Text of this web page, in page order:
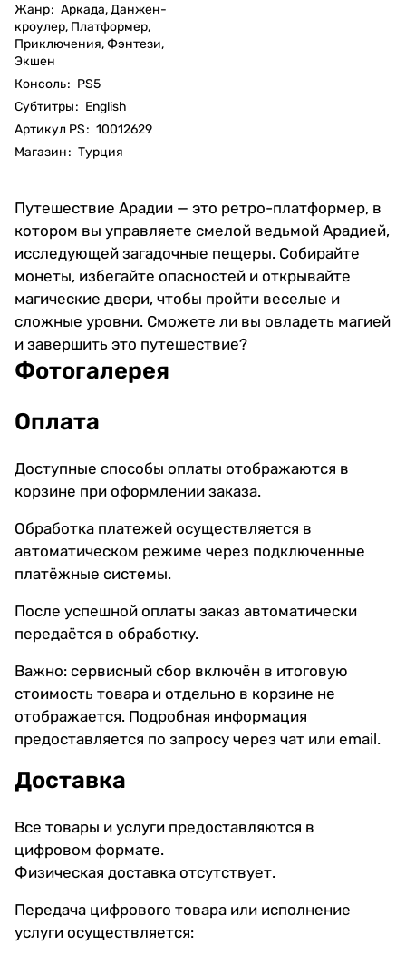
Жанр: Аркада, Данжен-
кроулер, Платформер,
Приключения, Фэнтези,
Экшен
Консоль: PS5
Субтитры: English
Артикул PS: 10012629
Магазин: Турция
Путешествие Арадии — это ретро-платформер, в
котором вы управляете смелой ведьмой Арадией,
исследующей загадочные пещеры. Собирайте
монеты, избегайте опасностей и открывайте
магические двери, чтобы пройти веселые и
сложные уровни. Сможете ли вы овладеть магией
и завершить это путешествие?
Фотогалерея
Оплата
Доступные способы оплаты отображаются в
корзине при оформлении заказа.
Обработка платежей осуществляется в
автоматическом режиме через подключенные
платёжные системы.
После успешной оплаты заказ автоматически
передаётся в обработку.
Важно: сервисный сбор включён в итоговую
стоимость товара и отдельно в корзине не
отображается. Подробная информация
предоставляется по запросу через чат или email.
Доставка
Все товары и услуги предоставляются в
цифровом формате.
Физическая доставка отсутствует.
Передача цифрового товара или исполнение
услуги осуществляется: